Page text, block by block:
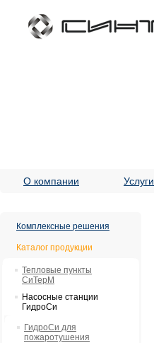
О компании Услуги
Комплексные решения
Каталог продукции
Тепловые пункты
СиТерМ
Насосные станции
ГидроСи
ГидроСи для
пожаротушения